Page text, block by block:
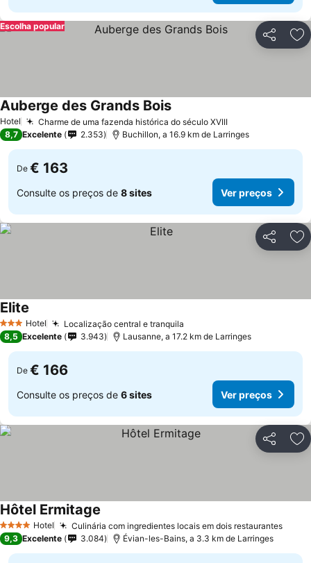
Partilhar
Escolha popular
Hotel Charme de uma fazenda histórica do século XVIII
Auberge des Grands Bois
8,7 Excelente 2.353 Buchillon, a 16.9 km de Larringes
De € 163
Consulte os preços de 8 sites Ver preços
Partilhar
3 EstrelasHotel Localização central e tranquila
Elite
8,5 Excelente 3.943 Lausanne, a 17.2 km de Larringes
De € 166
Consulte os preços de 6 sites Ver preços
Partilhar
4 EstrelasHotel Culinária com ingredientes locais em dois restaurantes
Hôtel Ermitage
9,3 Excelente 3.084 Évian-les-Bains, a 3.3 km de Larringes